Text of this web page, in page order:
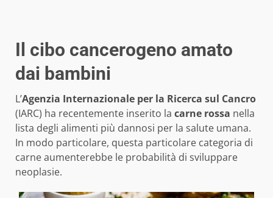
Il cibo cancerogeno amato
dai bambini
L’Agenzia Internazionale per la Ricerca sul Cancro
(IARC) ha recentemente inserito la carne rossa nella
lista degli alimenti più dannosi per la salute umana.
In modo particolare, questa particolare categoria di
carne aumenterebbe le probabilità di sviluppare
neoplasie.